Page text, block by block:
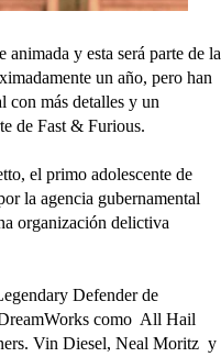
y esta será parte de la
un año, pero han
con más detalles y un
de Fast & Furious.
el primo adolescente de
la agencia gubernamental
organización delictiva
Defender de
como All Hail
Vin Diesel, Neal Moritz y